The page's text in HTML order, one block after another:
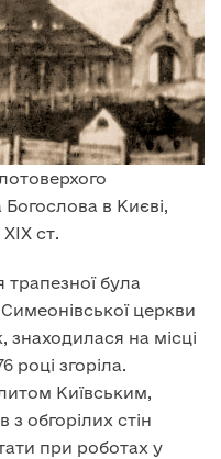
в Києві,
ст.
була
церкви
знаходилася на місці
році згоріла.
Київським,
обгорілих стін
при роботах у